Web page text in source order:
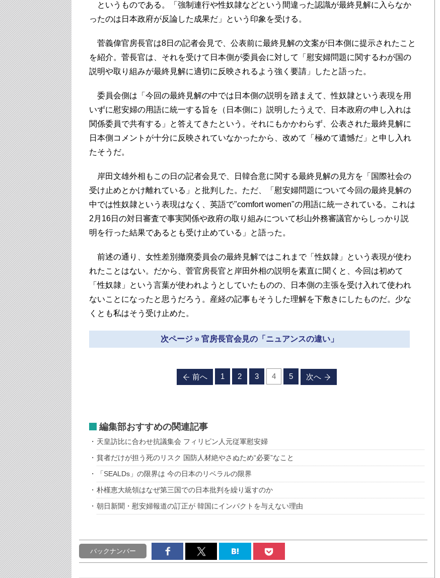
というものである。「強制連行や性奴隷などという間違った認識が最終見解に入らなか
ったのは日本政府が反論した成果だ」という印象を受ける。
菅義偉官房長官は8日の記者会見で、公表前に最終見解の文案が日本側に提示されたこと
を紹介。菅長官は、それを受けて日本側が委員会に対して「慰安婦問題に関するわが国の
説明や取り組みが最終見解に適切に反映されるよう強く要請」したと語った。
委員会側は「今回の最終見解の中では日本側の説明を踏まえて、性奴隷という表現を用
いずに慰安婦の用語に統一する旨を（日本側に）説明したうえで、日本政府の申し入れは
関係委員で共有する」と答えてきたという。それにもかかわらず、公表された最終見解に
日本側コメントが十分に反映されていなかったから、改めて「極めて遺憾だ」と申し入れ
たそうだ。
岸田文雄外相もこの日の記者会見で、日韓合意に関する最終見解の見方を「国際社会の
受け止めとかけ離れている」と批判した。ただ、「慰安婦問題について今回の最終見解の
中では性奴隷という表現はなく、英語で"comfort women"の用語に統一されている。これは
2月16日の対日審査で事実関係や政府の取り組みについて杉山外務審議官からしっかり説
明を行った結果であるとも受け止めている」と語った。
前述の通り、女性差別撤廃委員会の最終見解ではこれまで「性奴隷」という表現が使わ
れたことはない。だから、菅官房長官と岸田外相の説明を素直に聞くと、今回は初めて
「性奴隷」という言葉が使われようとしていたものの、日本側の主張を受け入れて使われ
ないことになったと思うだろう。産経の記事もそうした理解を下敷きにしたものだ。少な
くとも私はそう受け止めた。
次ページ » 官房長官会見の「ニュアンスの違い」
前へ 1 2 3 4 5 次へ
編集部おすすめの関連記事
天皇訪比に合わせ抗議集会 フィリピン人元従軍慰安婦
貧者だけが担う死のリスク 国防人材絶やさぬため“必要”なこと
「SEALDs」の限界は 今の日本のリベラルの限界
朴槿恵大統領はなぜ第三国での日本批判を繰り返すのか
朝日新聞・慰安婦報道の訂正が 韓国にインパクトを与えない理由
バックナンバー